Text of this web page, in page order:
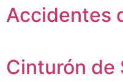
Accidentes
Cinturón de